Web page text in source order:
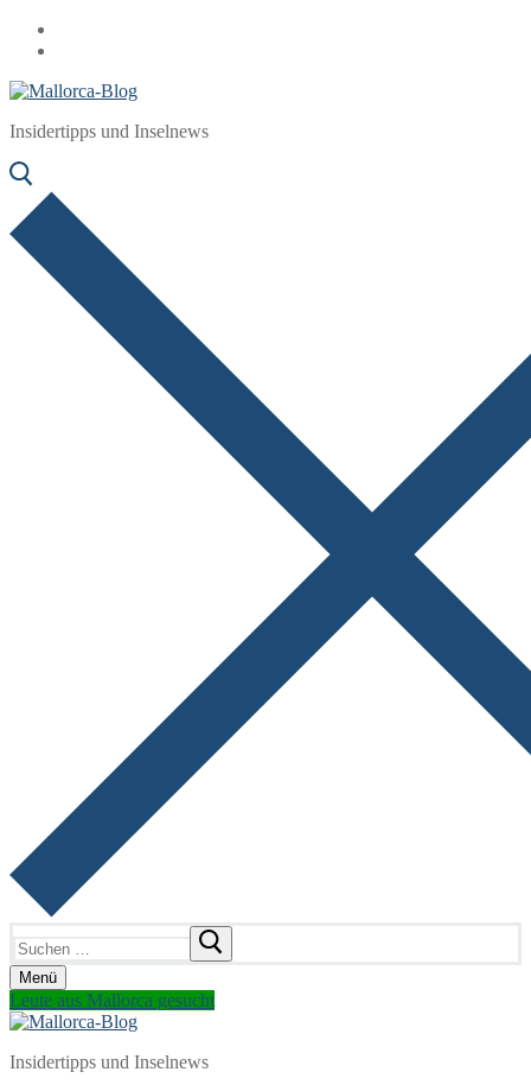
Zum
Inhalt
Menü
Schließen
Insidertipps und Inselnews
nach:
Menü
Leute aus Mallorca gesucht
Insidertipps und Inselnews